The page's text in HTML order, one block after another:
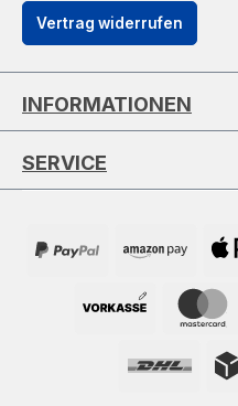
Vertrag widerrufen
INFORMATIONEN
SERVICE